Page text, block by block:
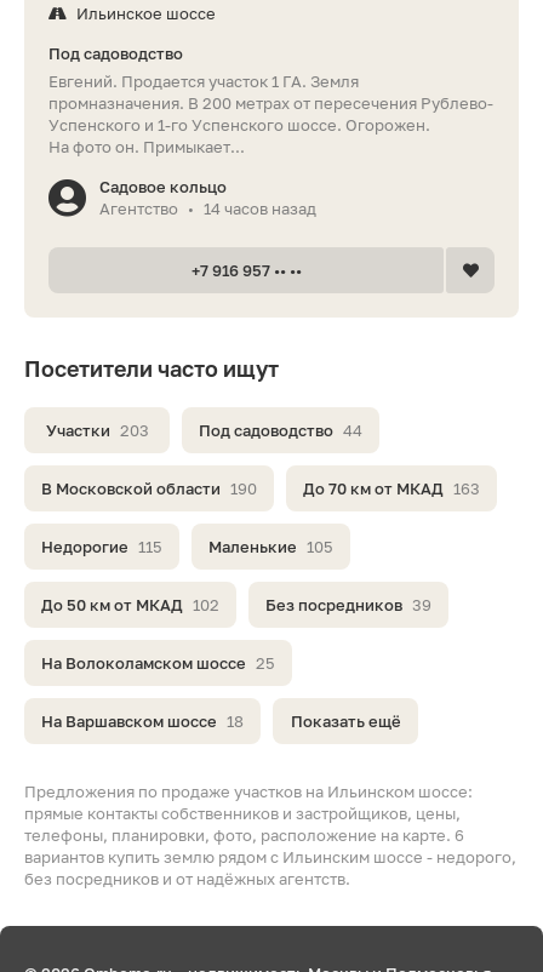
Предложения по продаже участков на Ильинском шоссе:
прямые контакты собственников и застройщиков, цены,
телефоны, планировки, фото, расположение на карте. 6
вариантов купить землю рядом с Ильинским шоссе - недорого,
без посредников и от надёжных агентств.
Посетители часто ищут
Участки 203 Под садоводство 44
В Московской области 190 До 70 км от МКАД 163
Недорогие 115 Маленькие 105
До 50 км от МКАД 102 Без посредников 39
На Волоколамском шоссе 25
На Варшавском шоссе 18 Показать ещё
Ильинское шоссе
Под садоводство
Евгений. Продается участок 1 ГА. Земля
промназначения. В 200 метрах от пересечения Рублево-
Успенского и 1-го Успенского шоссе. Огорожен.
На фото он. Примыкает...
Садовое кольцо
Агентство
• 14 часов назад
+7 916 957 •• ••